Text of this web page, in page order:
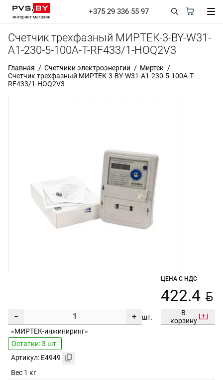
+375 29 336 55 97
Счетчик трехфазный МИРТЕК-3-BY-W31-
A1-230-5-100A-T-RF433/1-HOQ2V3
Главная Счетчики электроэнергии
Миртек
Счетчик трехфазный МИРТЕК-3-BY-W31-A1-230-5-100A-T-
RF433/1-HOQ2V3
− + шт.
ЦЕНА С НДС
422.4 BYN
В
корзину
«МИРТЕК-инжиниринг»
Остатки: 3 шт.
Артикул: E4949
Вес 1 кг